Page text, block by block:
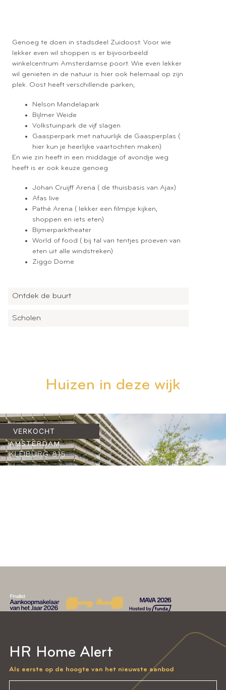
Ontdek de buurt
Scholen
Genoeg te doen in stadsdeel Zuidoost. Voor wie
lekker even wil shoppen is er bijvoorbeeld
winkelcentrum Amsterdamse poort. Wie even lekker
wil genieten in de natuur is hier ook helemaal op zijn
plek. Oost heeft verschillende parken;
Nelson Mandelapark
Bijlmer Weide
Volkstuinpark de vijf slagen
Gaasperpark met natuurlijk de Gaasperplas (
hier kun je heerlijke vaartochten maken)
En wie zin heeft in een middagje of avondje weg
heeft is er ook keuze genoeg
Johan Cruijff Arena ( de thuisbasis van Ajax)
Afas live
Pathé Arena ( lekker een filmpje kijken,
shoppen en iets eten)
Bijmerparktheater
World of food ( bij tal van tentjes proeven van
eten uit alle windstreken)
Ziggo Dome
Huizen in deze wijk
VERKOCHT
AMSTERDAM
KLEIBURG 815
68 M2
2
A
HR Home Alert
Als eerste op de hoogte van het nieuwste aanbod